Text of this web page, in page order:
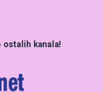
ostalih kanala!